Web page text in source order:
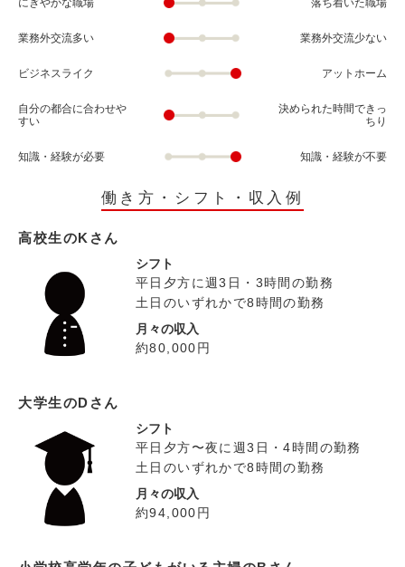
にぎやかな職場 落ち着いた職場
業務外交流多い 業務外交流少ない
ビジネスライク アットホーム
自分の都合に合わせや
すい
決められた時間できっ
ちり
知識・経験が必要 知識・経験が不要
働き方・シフト・収入例
高校生のKさん
シフト
平日夕方に週3日・3時間の勤務
土日のいずれかで8時間の勤務
月々の収入
約80,000円
大学生のDさん
シフト
平日夕方〜夜に週3日・4時間の勤務
土日のいずれかで8時間の勤務
月々の収入
約94,000円